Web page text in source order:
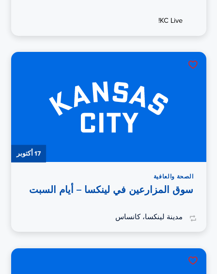
KC Live!
17 أكتوبر
الصحة والعافية
سوق المزارعين في لينكسا – أيام السبت
مدينة لينكسا، كانساس